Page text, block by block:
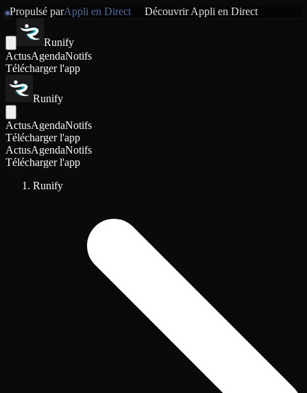
Propulsé parAppli en Direct DécouvrirAppli en Direct
Runify
ActusAgendaNotifs
Télécharger l'app
Runify
ActusAgendaNotifs
Télécharger l'app
ActusAgendaNotifs
Télécharger l'app
Runify